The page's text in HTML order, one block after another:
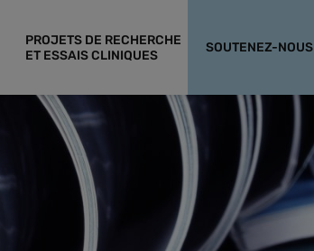
PROJETS DE RECHERCHE
ET ESSAIS CLINIQUES
SOUTENEZ-NOUS